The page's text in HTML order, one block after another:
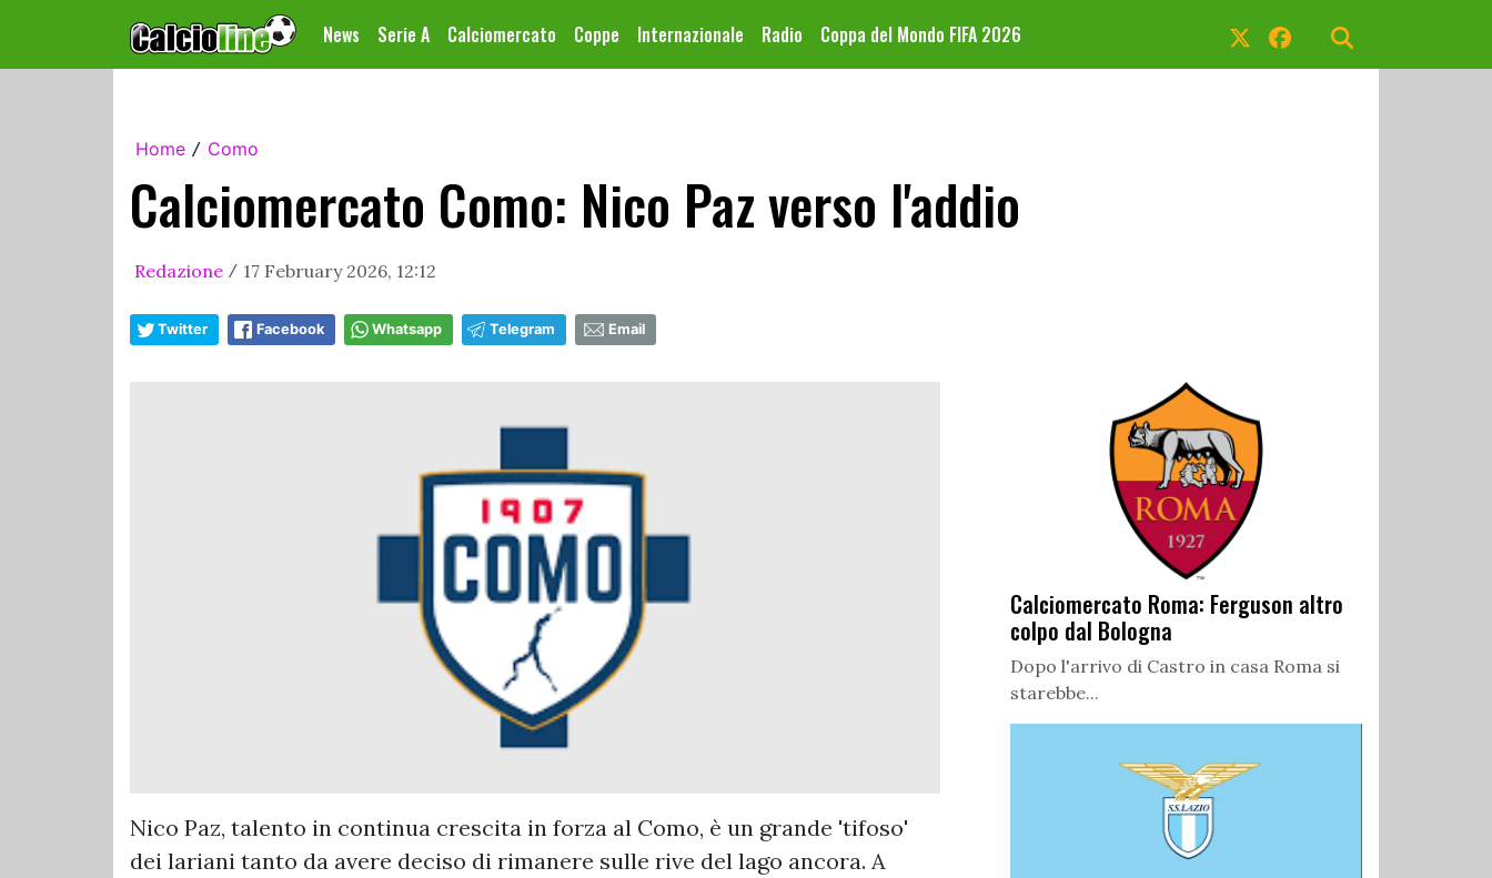
News Serie A Calciomercato Coppe Internazionale Radio Coppa del Mondo FIFA 2026
Home / Como
Calciomercato Como: Nico Paz verso l'addio
Redazione / 17 February 2026, 12:12
Twitter Facebook Whatsapp Telegram Email
Nico Paz, talento in continua crescita in forza al Como, è un grande 'tifoso'
dei lariani tanto da avere deciso di rimanere sulle rive del lago ancora. A
Calciomercato Roma: Ferguson altro
colpo dal Bologna
Dopo l'arrivo di Castro in casa Roma si
starebbe...